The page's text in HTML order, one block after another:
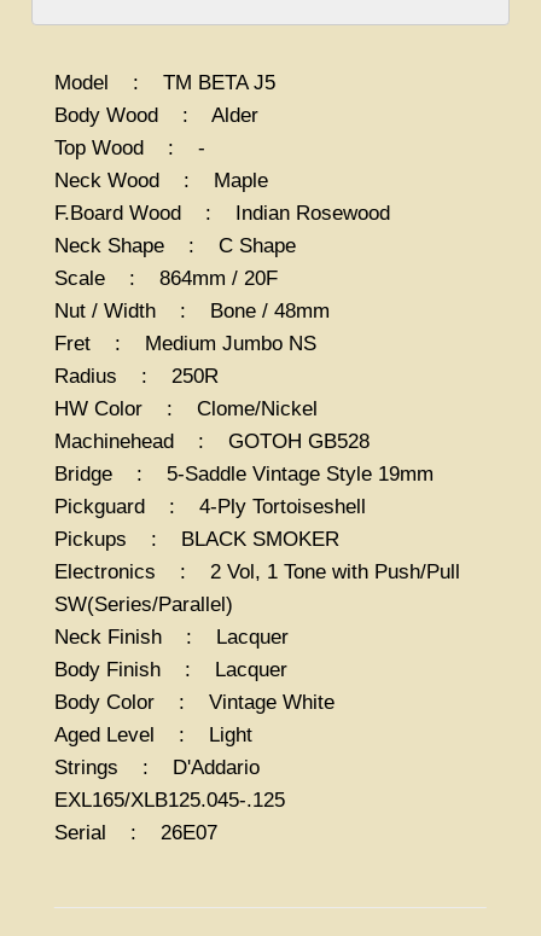
Model : TM BETA J5
Body Wood : Alder
Top Wood : -
Neck Wood : Maple
F.Board Wood : Indian Rosewood
Neck Shape : C Shape
Scale : 864mm / 20F
Nut / Width : Bone / 48mm
Fret : Medium Jumbo NS
Radius : 250R
HW Color : Clome/Nickel
Machinehead : GOTOH GB528
Bridge : 5-Saddle Vintage Style 19mm
Pickguard : 4-Ply Tortoiseshell
Pickups : BLACK SMOKER
Electronics : 2 Vol, 1 Tone with Push/Pull
SW(Series/Parallel)
Neck Finish : Lacquer
Body Finish : Lacquer
Body Color : Vintage White
Aged Level : Light
Strings : D'Addario
EXL165/XLB125.045-.125
Serial : 26E07